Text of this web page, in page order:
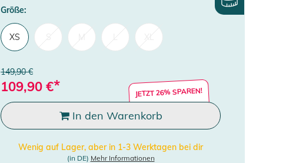
Größe:
XS
149,90 €
109,90 €* JETZT 26% SPAREN!
In den Warenkorb
Wenig auf Lager, aber in 1-3 Werktagen bei dir
(in DE) Mehr Informationen